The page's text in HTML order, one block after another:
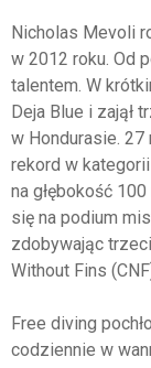
Nicholas Mevoli
w 2012 roku. Od
talentem. W
Deja Blue i zajął
w Hondurasie. 27
rekord w
na głębokość
się na podium
zdobywając
Without Fins
Free diving
codziennie w